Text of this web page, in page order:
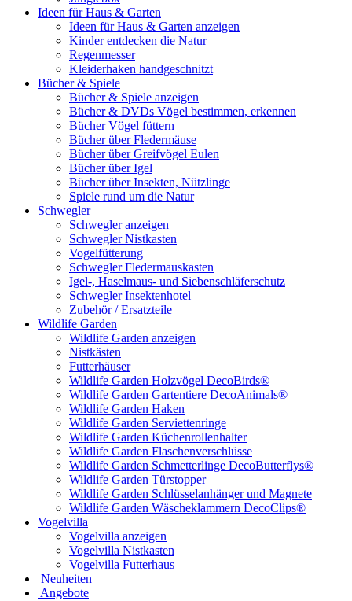
Ideen für Haus & Garten
Ideen für Haus & Garten anzeigen
Kinder entdecken die Natur
Regenmesser
Kleiderhaken handgeschnitzt
Bücher & Spiele
Bücher & Spiele anzeigen
Bücher & DVDs Vögel bestimmen, erkennen
Bücher Vögel füttern
Bücher über Fledermäuse
Bücher über Greifvögel Eulen
Bücher über Igel
Bücher über Insekten, Nützlinge
Spiele rund um die Natur
Schwegler
Schwegler anzeigen
Schwegler Nistkasten
Vogelfütterung
Schwegler Fledermauskasten
Igel-, Haselmaus- und Siebenschläferschutz
Schwegler Insektenhotel
Zubehör / Ersatzteile
Wildlife Garden
Wildlife Garden anzeigen
Nistkästen
Futterhäuser
Wildlife Garden Holzvögel DecoBirds®
Wildlife Garden Gartentiere DecoAnimals®
Wildlife Garden Haken
Wildlife Garden Serviettenringe
Wildlife Garden Küchenrollenhalter
Wildlife Garden Flaschenverschlüsse
Wildlife Garden Schmetterlinge DecoButterflys®
Wildlife Garden Türstopper
Wildlife Garden Schlüsselanhänger und Magnete
Wildlife Garden Wäscheklammern DecoClips®
Vogelvilla
Vogelvilla anzeigen
Vogelvilla Nistkasten
Vogelvilla Futterhaus
Neuheiten
Angebote